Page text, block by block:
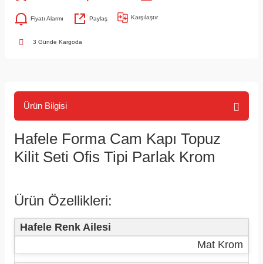
Fiyatı Alarmı Paylaş Karşılaştır
3 Günde Kargoda
Ürün Bilgisi
Hafele Forma Cam Kapı Topuz
Kilit Seti Ofis Tipi Parlak Krom
Ürün Özellikleri:
Hafele Renk Ailesi
Mat Krom